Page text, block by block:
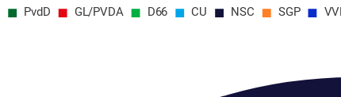
PvdD GL/PVDA D66 CU NSC SGP